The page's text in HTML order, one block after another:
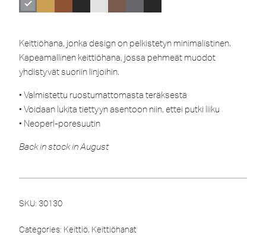
Keittiöhana, jonka design on pelkistetyn minimalistinen.
Kapeamallinen keittiöhana, jossa pehmeät muodot
yhdistyvät suoriin linjoihin.
• Valmistettu ruostumattomasta teräksestä
• Voidaan lukita tiettyyn asentoon niin, ettei putki liiku
• Neoperl-poresuutin
Back in stock in August
SKU: 30130
Categories: Keittiö, Keittiöhanat